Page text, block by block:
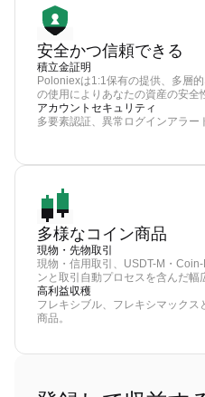
安全かつ信頼できる
積立金証明
Poloniexは1:1保有の提供、多層
の使用によりあなたの資産の安全
アカウントセキュリティ
多要素認証、異常ログインアラ
多様なコイン商品
現物・先物取引
現物・信用取引、USDT-M・
ンと取引自動プロセスを含んだ幅
高利益収穫
フレキシブル、フレキシマック
商品。